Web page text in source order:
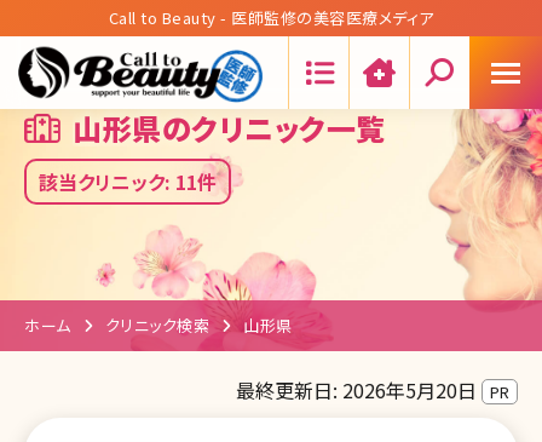
Call to Beauty - 医師監修の美容医療メディア
山形県のクリニック一覧
該当クリニック: 11件
ホーム クリニック検索 山形県
最終更新日: 2026年5月20日 PR